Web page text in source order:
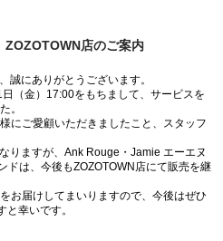
ZOZOTOWN店のご案内
誠にありがとうございます。
（金）17:00をもちまして、サービスを
。
にご愛顧いただきましたこと、スタッフ
りますが、Ank Rouge・Jamie エーエヌ
ドは、今後もZOZOTOWN店にて販売を継
お届けしてまいりますので、今後はぜひ
幸いです。